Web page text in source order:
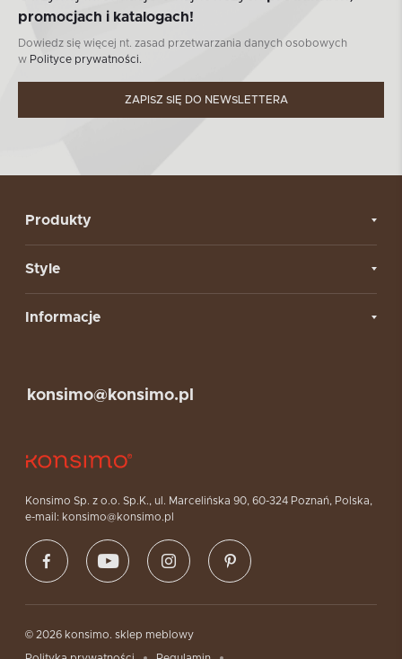
promocjach i katalogach!
Dowiedz się więcej nt. zasad przetwarzania danych osobowych
w Polityce prywatności.
ZAPISZ SIĘ DO NEWSLETTERA
Produkty
Style
Informacje
Konsimo Sp. z o.o. Sp.K., ul. Marcelińska 90, 60-324 Poznań, Polska,
e-mail: konsimo@konsimo.pl
konsimo@konsimo.pl
© 2026 konsimo. sklep meblowy